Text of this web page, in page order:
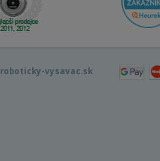
roboticky-vysavac.sk